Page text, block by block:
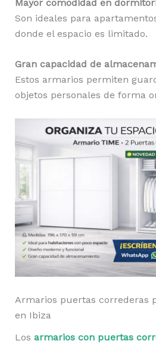
Mayor comodidad en
Son ideales para
donde el espacio es limitado.
Gran capacidad de
Estos armarios permiten
objetos personales de forma
Armarios puertas correderas
en Ibiza
Los armarios con puertas